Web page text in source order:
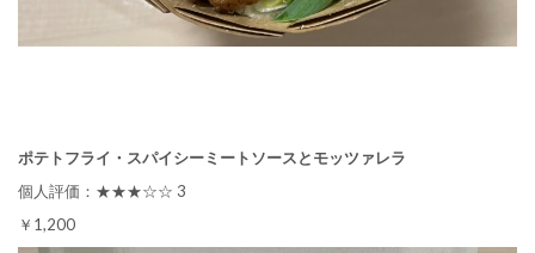
ポテトフライ・スパイシーミートソースとモッツァレラ
個人評価：★★★☆☆ 3
￥1,200